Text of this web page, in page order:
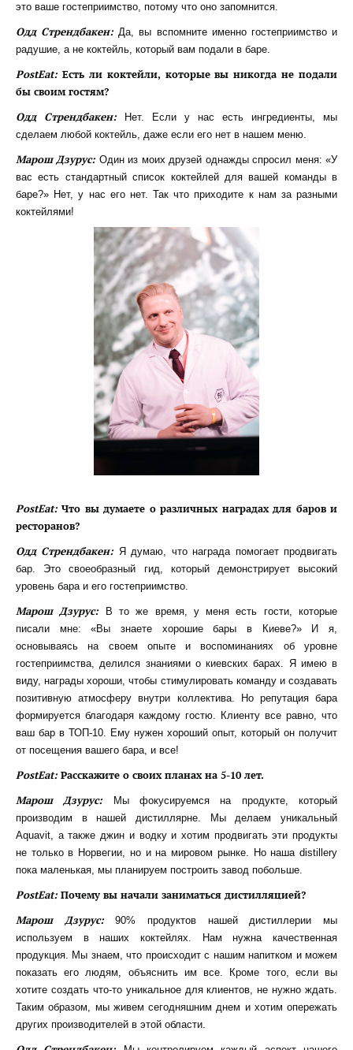
это ваше гостеприимство, потому что оно запомнится.
Одд Стрендбакен:Да, вы вспомните именно гостеприимство и
радушие, а не коктейль, который вам подали в баре.
PostEat: Есть ли коктейли, которые вы никогда не подали
бы своим гостям?
Одд Стрендбакен:
Нет. Если у нас есть ингредиенты, мы
сделаем любой коктейль, даже если его нет в нашем меню.
Марош Дзурус: Один из моих друзей однажды спросил меня: «У
вас есть стандартный список коктейлей для вашей команды в
баре?» Нет, у нас его нет. Так что приходите к нам за разными
коктейлями!
PostEat: Что вы думаете о различных наградах для баров и
ресторанов?
Одд Стрендбакен: Я думаю, что награда помогает продвигать
бар. Это своеобразный гид, который демонстрирует высокий
уровень бара и его гостеприимство.
Марош Дзурус:
В то же время, у меня есть гости, которые
писали мне: «Вы знаете хорошие бары в Киеве?» И я,
основываясь на своем опыте и воспоминаниях об уровне
гостеприимства, делился знаниями о киевских барах. Я имею в
виду, награды хороши, чтобы стимулировать команду и создавать
позитивную атмосферу внутри коллектива. Но репутация бара
формируется благодаря каждому гостю. Клиенту все равно, что
ваш бар в ТОП-10. Ему нужен хороший опыт, который он получит
от посещения вашего бара, и все!
PostEat: Расскажите о своих планах на 5-10 лет.
Марош Дзурус:
Мы фокусируемся на продукте, который
производим в нашей дистиллярне. Мы делаем уникальный
Aquavit, а также джин и водку и хотим продвигать эти продукты
не только в Норвегии, но и на мировом рынке. Но наша distillery
пока маленькая, мы планируем построить завод побольше.
PostEat: Почему вы начали заниматься дистилляцией?
Марош Дзурус:90% продуктов нашей дистиллерии мы
используем в наших коктейлях. Нам нужна качественная
продукция. Мы знаем, что происходит с нашим напитком и можем
показать его людям, объяснить им все. Кроме того, если вы
хотите создать что-то уникальное для клиентов, не нужно ждать.
Таким образом, мы живем сегодняшним днем и хотим опережать
других производителей в этой области.